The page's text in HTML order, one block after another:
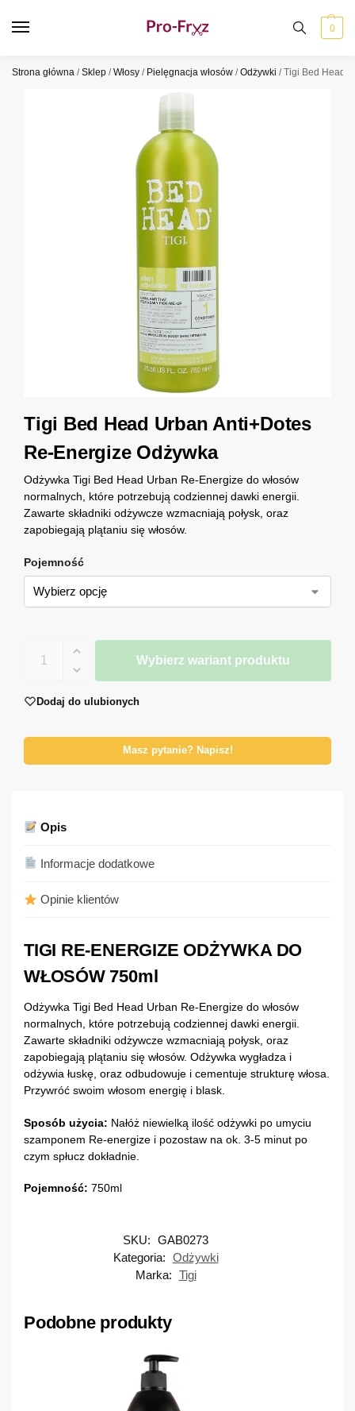
0
Strona główna /Sklep /Włosy / Pielęgnacja włosów /Odżywki /Tigi Bed Head
Tigi Bed Head Urban Anti+Dotes
Re-Energize Odżywka
Odżywka Tigi Bed Head Urban Re-Energize do włosów
normalnych, które potrzebują codziennej dawki energii.
Zawarte składniki odżywcze wzmacniają połysk, oraz
zapobiegają plątaniu się włosów.
Pojemność
Wybierz wariant produktu
Dodaj do ulubionych
Masz pytanie? Napisz!
Opis
Informacje dodatkowe
Opinie klientów
TIGI RE-ENERGIZE ODŻYWKA DO
WŁOSÓW 750ml
Odżywka Tigi Bed Head Urban Re-Energize do włosów
normalnych, które potrzebują codziennej dawki energii.
Zawarte składniki odżywcze wzmacniają połysk, oraz
zapobiegają plątaniu się włosów. Odżywka wygładza i
odżywia łuskę, oraz odbudowuje i cementuje strukturę włosa.
Przywróć swoim włosom energię i blask.
Sposób użycia: Nałóż niewielką ilość odżywki po umyciu
szamponem Re-energize i pozostaw na ok. 3-5 minut po
czym spłucz dokładnie.
Pojemność: 750ml
SKU: GAB0273
Kategoria: Odżywki
Marka: Tigi
Podobne produkty